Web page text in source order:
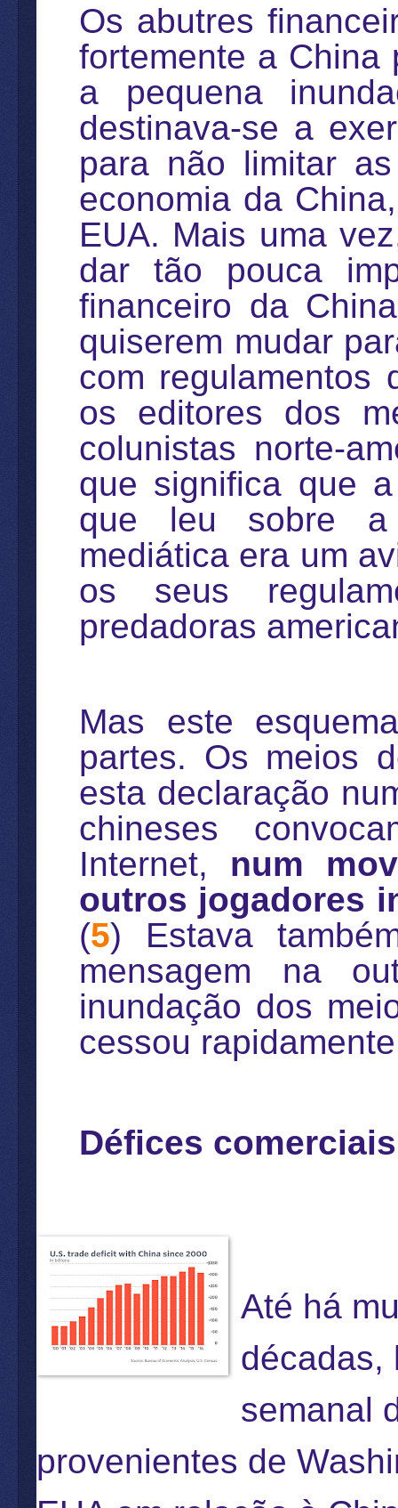
Os abutres
fortemente a
a pequena
destinava-se a
para não limitar
economia da
EUA. Mais uma
dar tão pouca
financeiro da
quiserem mudar
com regulamentos
os editores dos
colunistas norte-
que significa que
que leu sobre a
mediática era um
os seus
predadoras
Mas este
partes. Os meios
esta declaração
chineses
Internet, num
outros jogadores
(5) Estava
mensagem na
inundação dos
cessou
Défices
Até há
décadas,
semanal
provenientes de